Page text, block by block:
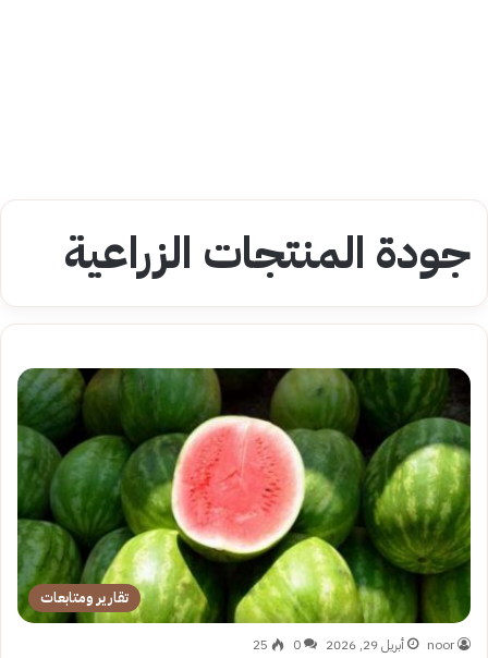
جودة المنتجات الزراعية
تقارير ومتابعات
noor أبريل 29, 2026 0
25